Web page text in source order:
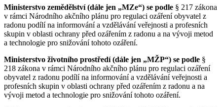
Ministerstvo zemědělství(dále jen „MZe“) se podle § 217 zákona
v rámci Národního akčního plánu pro regulaci ozáření obyvatel z
radonu podílí na informování a vzdělávání veřejnosti a profesních
skupin v oblasti ochrany před ozářením z radonu a na vývoji metod
a technologie pro snižování tohoto ozáření.
Ministerstvo životního prostředí(dále jen „MŽP“) se podle §
218 zákona v rámci Národního akčního plánu pro regulaci ozáření
obyvatel z radonu podílí na informování a vzdělávání veřejnosti a
profesních skupin v oblasti ochrany před ozářením z radonu a na
vývoji metod a technologie pro snižování tohoto ozáření.